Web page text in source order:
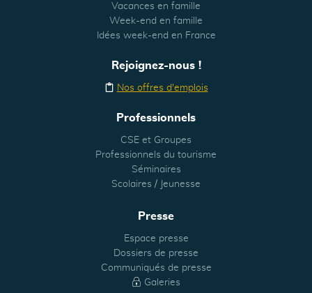
Vacances en famille
Week-end en famille
Idées week-end en France
Rejoignez-nous !
Nos offres d'emplois
Professionnels
CSE et Groupes
Professionnels du tourisme
Séminaires
Scolaires / Jeunesse
Presse
Espace presse
Dossiers de presse
Communiqués de presse
Galeries